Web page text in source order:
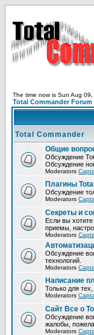
The time now is Sun Aug
Total Commander Forum
Total Commander
Общие
Обсуждение
Обсуждение
Moderators
Плагины
Обсуждение
Moderators
Секреты и
Если вы
приемы,
Moderators
Обсуждение
технологий.
Moderators
Написание
Только для
Moderators
Сайт Все о
Обсуждение
жалобы,
Moderators